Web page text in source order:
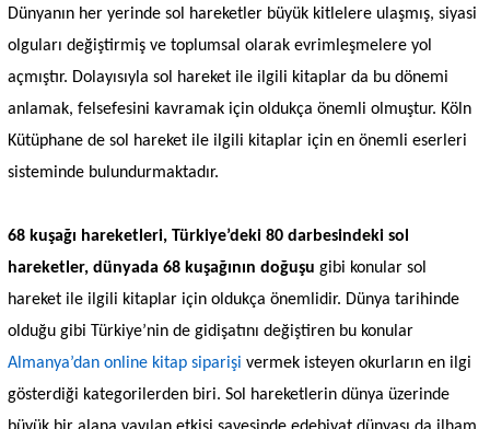
Dünyanın her yerinde sol hareketler büyük kitlelere ulaşmış, siyasi
olguları değiştirmiş ve toplumsal olarak evrimleşmelere yol
açmıştır. Dolayısıyla sol hareket ile ilgili kitaplar da bu dönemi
anlamak, felsefesini kavramak için oldukça önemli olmuştur. Köln
Kütüphane de sol hareket ile ilgili kitaplar için en önemli eserleri
sisteminde bulundurmaktadır.
68 kuşağı hareketleri, Türkiye’deki 80 darbesindeki sol
hareketler, dünyada 68 kuşağının doğuşu gibi konular sol
hareket ile ilgili kitaplar için oldukça önemlidir. Dünya tarihinde
olduğu gibi Türkiye’nin de gidişatını değiştiren bu konular
Almanya’dan online kitap siparişi vermek isteyen okurların en ilgi
gösterdiği kategorilerden biri. Sol hareketlerin dünya üzerinde